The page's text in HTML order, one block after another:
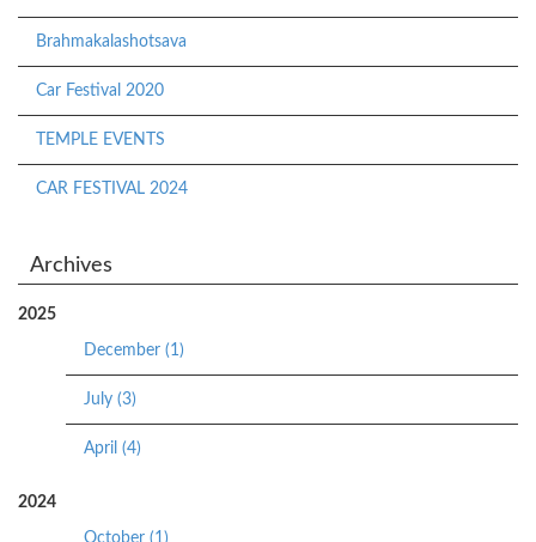
Brahmakalashotsava
Car Festival 2020
TEMPLE EVENTS
CAR FESTIVAL 2024
Archives
2025
December (1)
July (3)
April (4)
2024
October (1)